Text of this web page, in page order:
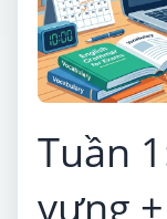
Tuần
vựng